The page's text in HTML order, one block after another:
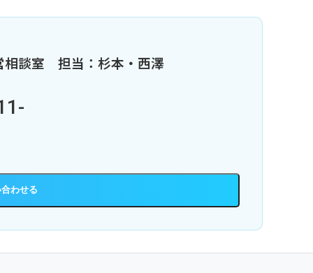
相談室 担当：杉本・西澤